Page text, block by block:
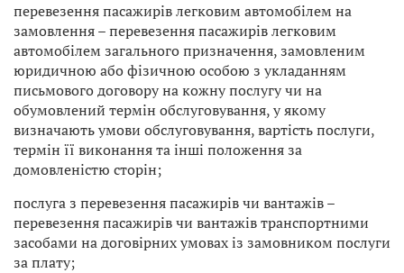
перевезення пасажирів легковим автомобілем на
замовлення – перевезення пасажирів легковим
автомобілем загального призначення, замовленим
юридичною або фізичною особою з укладанням
письмового договору на кожну послугу чи на
обумовлений термін обслуговування, у якому
визначають умови обслуговування, вартість послуги,
термін її виконання та інші положення за
домовленістю сторін;
послуга з перевезення пасажирів чи вантажів –
перевезення пасажирів чи вантажів транспортними
засобами на договірних умовах із замовником послуги
за плату;